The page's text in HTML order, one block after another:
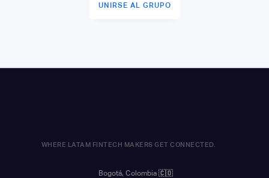
UNIRSE AL GRUPO
WHERE LATAM FINTECH MAKERS GET CONNECTED.
Bogotá, Colombia 🇨🇴